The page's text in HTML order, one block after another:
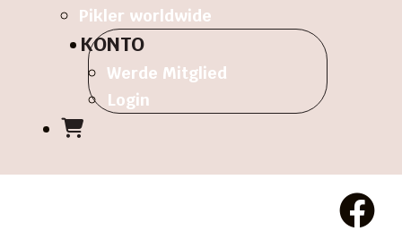
Pikler worldwide
KONTO
Werde Mitglied
Login